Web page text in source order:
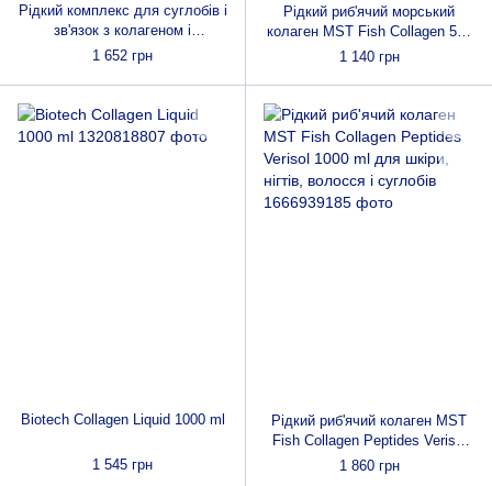
Рідкий комплекс для суглобів і
зв'язок з колагеном і
гіалуроновою кислотою MST
Collagen for Joints 1000 ml
1 652 грн
Рідкий риб'ячий морський
колаген MST Fish Collagen 500
ml для шкіри, нігтів, волосся і
1 140 грн
Biotech Collagen Liquid 1000 ml
1 545 грн
Рідкий риб'ячий колаген MST
Fish Collagen Peptides Verisol
1000 ml для шкіри, нігтів,
1 860 грн